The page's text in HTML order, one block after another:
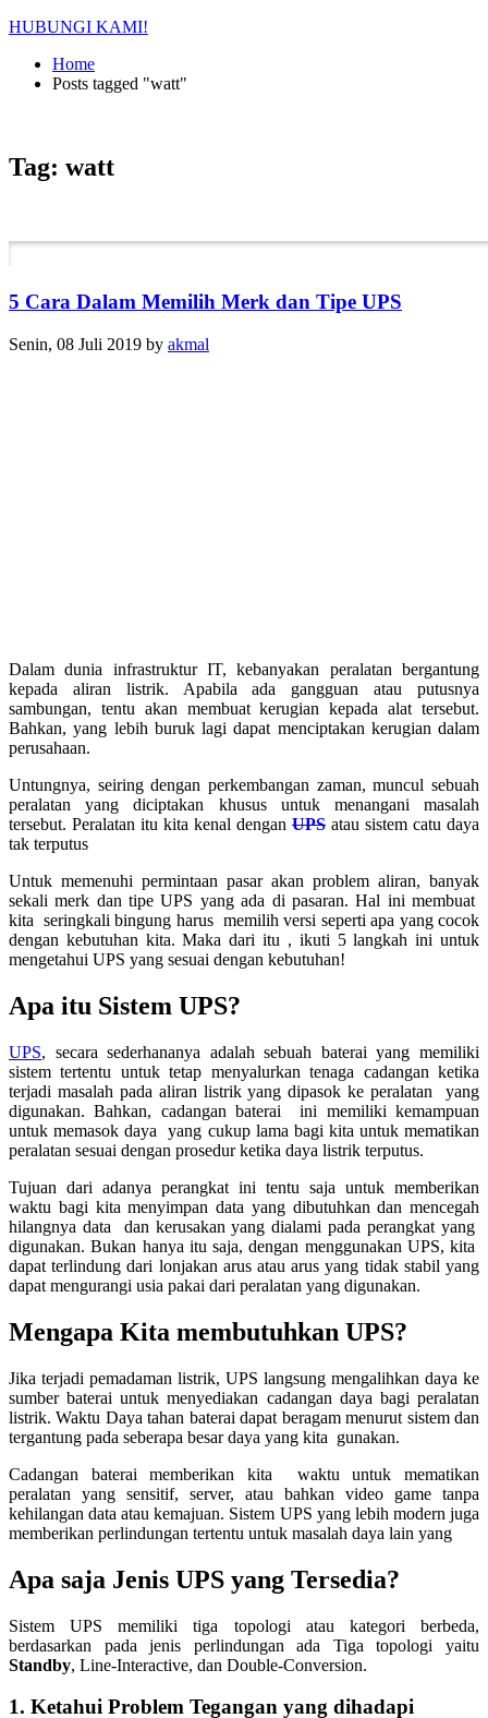
HUBUNGI KAMI!
Home
Posts tagged "watt"
Tag: watt
5 Cara Dalam Memilih Merk dan Tipe UPS
Senin, 08 Juli 2019 by akmal
Dalam dunia infrastruktur IT, kebanyakan peralatan bergantung
kepada aliran listrik. Apabila ada gangguan atau putusnya
sambungan, tentu akan membuat kerugian kepada alat tersebut.
Bahkan, yang lebih buruk lagi dapat menciptakan kerugian dalam
perusahaan.
Untungnya, seiring dengan perkembangan zaman, muncul sebuah
peralatan yang diciptakan khusus untuk menangani masalah
tersebut. Peralatan itu kita kenal dengan UPS atau sistem catu daya
tak terputus
Untuk memenuhi permintaan pasar akan problem aliran, banyak
sekali merk dan tipe UPS yang ada di pasaran. Hal ini membuat
kita seringkali bingung harus memilih versi seperti apa yang cocok
dengan kebutuhan kita. Maka dari itu , ikuti 5 langkah ini untuk
mengetahui UPS yang sesuai dengan kebutuhan!
Apa itu Sistem UPS?
UPS, secara sederhananya adalah sebuah baterai yang memiliki
sistem tertentu untuk tetap menyalurkan tenaga cadangan ketika
terjadi masalah pada aliran listrik yang dipasok ke peralatan yang
digunakan. Bahkan, cadangan baterai ini memiliki kemampuan
untuk memasok daya yang cukup lama bagi kita untuk mematikan
peralatan sesuai dengan prosedur ketika daya listrik terputus.
Tujuan dari adanya perangkat ini tentu saja untuk memberikan
waktu bagi kita menyimpan data yang dibutuhkan dan mencegah
hilangnya data dan kerusakan yang dialami pada perangkat yang
digunakan. Bukan hanya itu saja, dengan menggunakan UPS, kita
dapat terlindung dari lonjakan arus atau arus yang tidak stabil yang
dapat mengurangi usia pakai dari peralatan yang digunakan.
Mengapa Kita membutuhkan UPS?
Jika terjadi pemadaman listrik, UPS langsung mengalihkan daya ke
sumber baterai untuk menyediakan cadangan daya bagi peralatan
listrik. Waktu Daya tahan baterai dapat beragam menurut sistem dan
tergantung pada seberapa besar daya yang kita gunakan.
Cadangan baterai memberikan kita waktu untuk mematikan
peralatan yang sensitif, server, atau bahkan video game tanpa
kehilangan data atau kemajuan. Sistem UPS yang lebih modern juga
memberikan perlindungan tertentu untuk masalah daya lain yang
Apa saja Jenis UPS yang Tersedia?
Sistem UPS memiliki tiga topologi atau kategori berbeda,
berdasarkan pada jenis perlindungan ada Tiga topologi yaitu
Standby, Line-Interactive, dan Double-Conversion.
1. Ketahui Problem Tegangan yang dihadapi